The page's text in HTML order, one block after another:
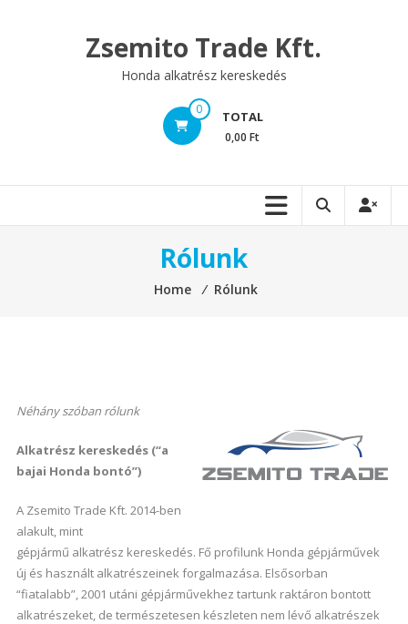
Zsemito Trade Kft.
Honda alkatrész kereskedés
0 TOTAL
0,00 Ft
Rólunk
Home ⁄ Rólunk
Néhány szóban rólunk
Alkatrész kereskedés (“a
bajai Honda bontó”)
A Zsemito Trade Kft. 2014-ben
alakult, mint
gépjármű alkatrész kereskedés. Fő profilunk Honda gépjárművek
új és használt alkatrészeinek forgalmazása. Elsősorban
“fiatalabb”, 2001 utáni gépjárművekhez tartunk raktáron bontott
alkatrészeket, de természetesen készleten nem lévő alkatrészek